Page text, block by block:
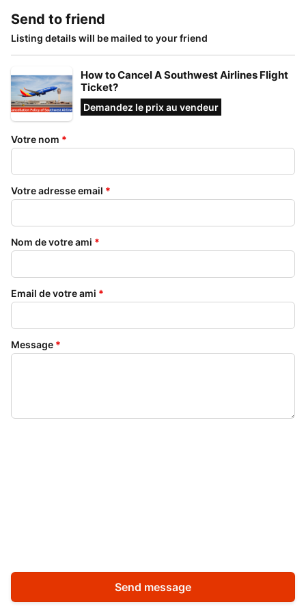
Send to friend
Listing details will be mailed to your friend
How to Cancel A Southwest Airlines Flight
Ticket?
Demandez le prix au vendeur
Votre nom *
Votre adresse email *
Nom de votre ami *
Email de votre ami *
Message *
Send message